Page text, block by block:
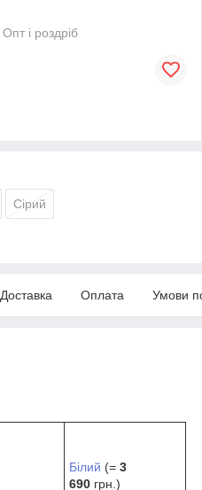
Опт і роздріб
Сірий
Доставка Оплата Умови
Білий (= 3
690 грн.)